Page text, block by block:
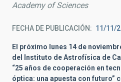
Academy of Sciences
FECHA DE PUBLICACIÓN 11/11/
El próximo lunes 14 de
del Instituto de Astrofísica de
“25 años de cooperación en
óptica: una apuesta con futuro”